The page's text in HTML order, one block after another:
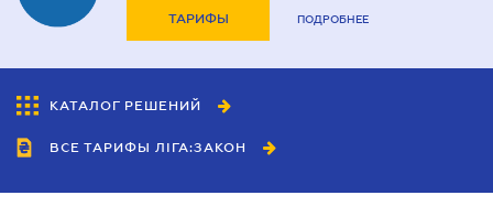
ТАРИФЫ ПОДРОБНЕЕ
КАТАЛОГ РЕШЕНИЙ
ВСЕ ТАРИФЫ ЛІГА:ЗАКОН